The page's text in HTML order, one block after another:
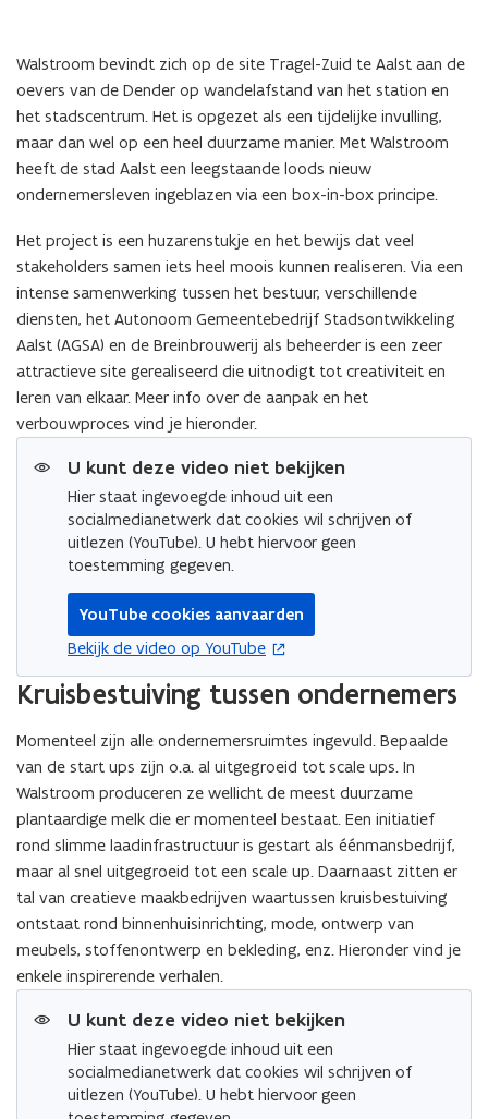
Walstroom bevindt zich op de site Tragel-Zuid te Aalst aan de
oevers van de Dender op wandelafstand van het station en
het stadscentrum. Het is opgezet als een tijdelijke invulling,
maar dan wel op een heel duurzame manier. Met Walstroom
heeft de stad Aalst een leegstaande loods nieuw
ondernemersleven ingeblazen via een box-in-box principe.
Het project is een huzarenstukje en het bewijs dat veel
stakeholders samen iets heel moois kunnen realiseren. Via een
intense samenwerking tussen het bestuur, verschillende
diensten, het Autonoom Gemeentebedrijf Stadsontwikkeling
Aalst (AGSA) en de Breinbrouwerij als beheerder is een zeer
attractieve site gerealiseerd die uitnodigt tot creativiteit en
leren van elkaar. Meer info over de aanpak en het
verbouwproces vind je hieronder.
U kunt deze video niet bekijken
Hier staat ingevoegde inhoud uit een
socialmedianetwerk dat cookies wil schrijven of
uitlezen (YouTube). U hebt hiervoor geen
toestemming gegeven.
YouTube cookies aanvaarden
Bekijk de video op YouTube
opent in nieuw venster
Kruisbestuiving tussen ondernemers
Momenteel zijn alle ondernemersruimtes ingevuld. Bepaalde
van de start ups zijn o.a. al uitgegroeid tot scale ups. In
Walstroom produceren ze wellicht de meest duurzame
plantaardige melk die er momenteel bestaat. Een initiatief
rond slimme laadinfrastructuur is gestart als éénmansbedrijf,
maar al snel uitgegroeid tot een scale up. Daarnaast zitten er
tal van creatieve maakbedrijven waartussen kruisbestuiving
ontstaat rond binnenhuisinrichting, mode, ontwerp van
meubels, stoffenontwerp en bekleding, enz. Hieronder vind je
enkele inspirerende verhalen.
U kunt deze video niet bekijken
Hier staat ingevoegde inhoud uit een
socialmedianetwerk dat cookies wil schrijven of
uitlezen (YouTube). U hebt hiervoor geen